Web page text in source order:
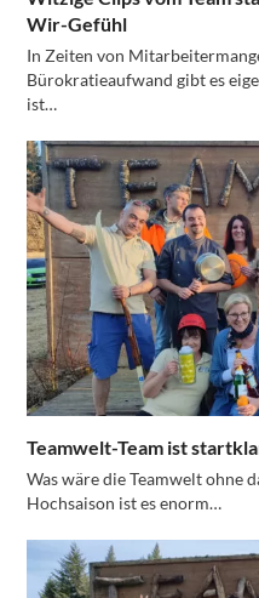
Wir-Gefühl
In Zeiten von
Bürokratieaufwand gibt es
ist…
Teamwelt-Team ist
Was wäre die Teamwelt ohne
Hochsaison ist es enorm…